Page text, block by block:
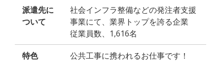
派遣先に
ついて
社会インフラ整備などの発注者支援
事業にて、業界トップを誇る企業
従業員数、1,616名
特色 公共工事に携われるお仕事です！